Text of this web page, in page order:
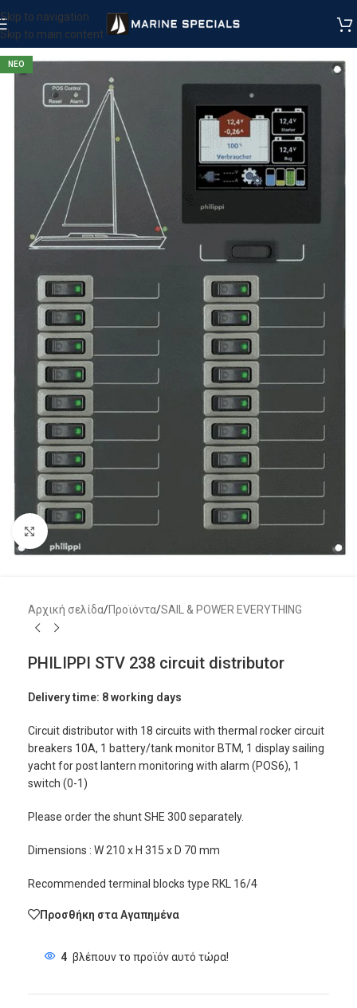
Skip to navigation
Skip to main content
ΝΕΟ
Μεγέθυνση
Αρχική σελίδα/Προϊόντα/SAIL & POWER EVERYTHING
PHILIPPI STV 238 circuit distributor
Delivery time: 8 working days
Circuit distributor with 18 circuits with thermal rocker circuit
breakers 10A, 1 battery/tank monitor BTM, 1 display sailing
yacht for post lantern monitoring with alarm (POS6), 1
switch (0-1)
Please order the shunt SHE 300 separately.
Dimensions : W 210 x H 315 x D 70 mm
Recommended terminal blocks type RKL 16/4
Προσθήκη στα Αγαπημένα
4 βλέπουν το προϊόν αυτό τώρα!